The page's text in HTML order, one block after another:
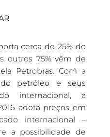
cerca de 25% do
outros 75% vêm de
Petrobras. Com a
petróleo e seus
internacional, a
adota preços em
internacional –
a possibilidade de